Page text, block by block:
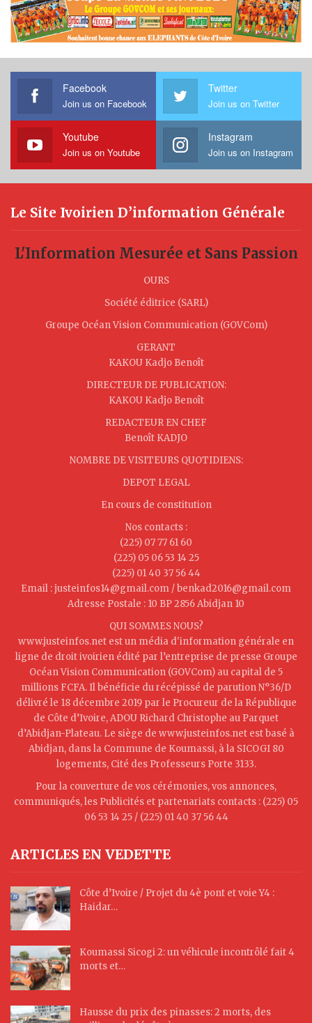
Facebook
Join us on Facebook
Twitter
Join us on Twitter
Youtube
Join us on Youtube
Instagram
Join us on Instagram
Le Site Ivoirien D’information Générale
L'Information Mesurée et Sans Passion
OURS
Société éditrice (SARL)
Groupe Océan Vision Communication (GOVCom)
GERANT
KAKOU Kadjo Benoît
DIRECTEUR DE PUBLICATION:
KAKOU Kadjo Benoît
REDACTEUR EN CHEF
Benoît KADJO
NOMBRE DE VISITEURS QUOTIDIENS:
DEPOT LEGAL
En cours de constitution
Nos contacts :
(225) 07 77 61 60
(225) 05 06 53 14 25
(225) 01 40 37 56 44
Email : justeinfos14@gmail.com / benkad2016@gmail.com
Adresse Postale : 10 BP 2856 Abidjan 10
QUI SOMMES NOUS?
www.justeinfos.net est un média d'information générale en
ligne de droit ivoirien édité par l’entreprise de presse Groupe
Océan Vision Communication (GOVCom) au capital de 5
millions FCFA. Il bénéficie du récépissé de parution N°36/D
délivré le 18 décembre 2019 par le Procureur de la République
de Côte d’Ivoire, ADOU Richard Christophe au Parquet
d’Abidjan-Plateau. Le siège de www.justeinfos.net est basé à
Abidjan, dans la Commune de Koumassi, à la SICOGI 80
logements, Cité des Professeurs Porte 3133.
Pour la couverture de vos cérémonies, vos annonces,
communiqués, les Publicités et partenariats contacts : (225) 05
06 53 14 25 / (225) 01 40 37 56 44
ARTICLES EN VEDETTE
Côte d’Ivoire / Projet du 4è pont et voie Y4 :
Haidar…
Koumassi Sicogi 2: un véhicule incontrôlé fait 4
morts et…
Hausse du prix des pinasses: 2 morts, des